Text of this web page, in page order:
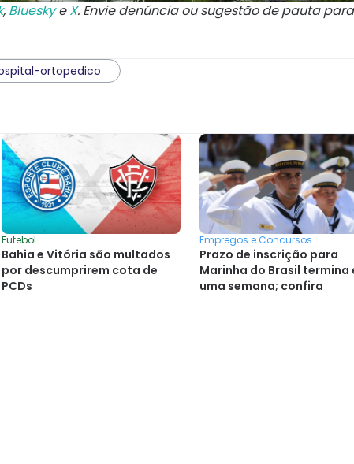
, BlueskyeX. Envie denúncia ou sugestão de pauta
ortopedico
Futebol
Bahia e Vitória são multados
por descumprirem cota de
PCDs
Empregos e Concursos
Prazo de inscrição para
Marinha do Brasil termina
uma semana; confira